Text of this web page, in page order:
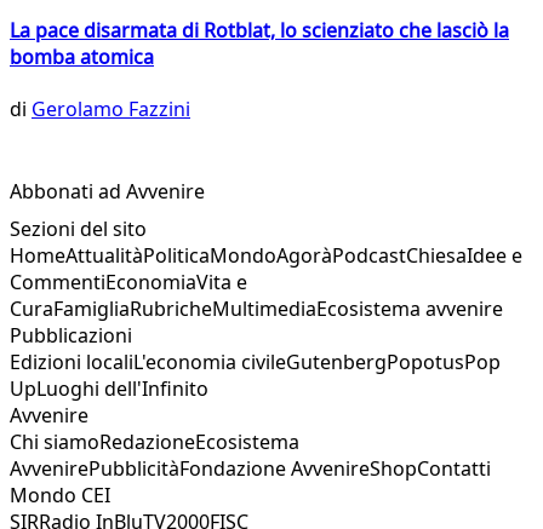
La pace disarmata di Rotblat, lo scienziato che lasciò la
bomba atomica
di Gerolamo Fazzini
Abbonati ad Avvenire
Sezioni del sito
HomeAttualitàPoliticaMondoAgoràPodcastChiesaIdee e
CommentiEconomiaVita e
CuraFamigliaRubricheMultimediaEcosistema avvenire
Pubblicazioni
Edizioni localiL'economia civileGutenbergPopotusPop
UpLuoghi dell'Infinito
Avvenire
Chi siamoRedazioneEcosistema
AvvenirePubblicitàFondazione AvvenireShopContatti
Mondo CEI
SIRRadio InBluTV2000FISC